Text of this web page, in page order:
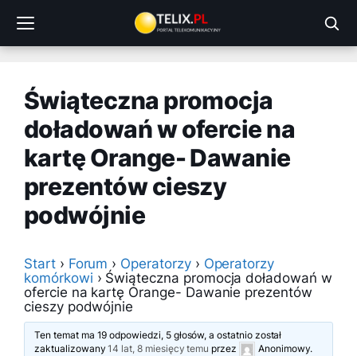
treści
Świąteczna promocja
doładowań w ofercie na
kartę Orange- Dawanie
prezentów cieszy
podwójnie
Start › Forum › Operatorzy › Operatorzy
komórkowi › Świąteczna promocja doładowań w
ofercie na kartę Orange- Dawanie prezentów
cieszy podwójnie
Ten temat ma 19 odpowiedzi, 5 głosów, a ostatnio został
zaktualizowany14 lat, 8 miesięcy temu przez Anonimowy.